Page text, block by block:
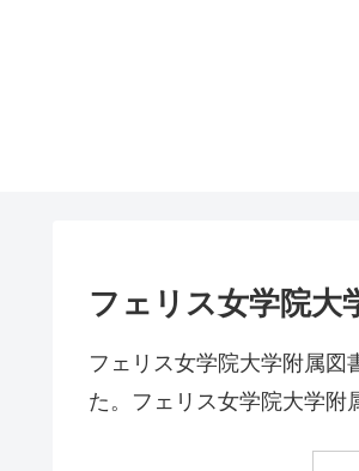
フェリス女学院大
フェリス女学院大学附属図
た。フェリス女学院大学附